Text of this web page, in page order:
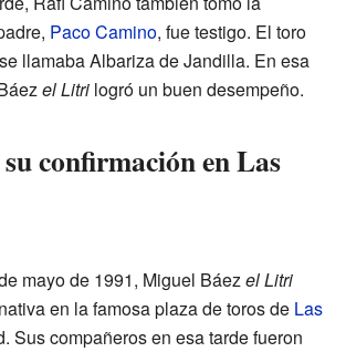
Paco Camino, fue testigo. El toro
llamaba Albariza de Jandilla. En esa
el Litri logró un buen desempeño.
confirmación en Las
mayo de 1991, Miguel Báezel Litri
en la famosa plaza de toros de Las
Sus compañeros en esa tarde fueron